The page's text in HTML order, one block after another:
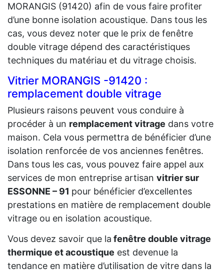
MORANGIS (91420) afin de vous faire profiter
d’une bonne isolation acoustique. Dans tous les
cas, vous devez noter que le prix de fenêtre
double vitrage dépend des caractéristiques
techniques du matériau et du vitrage choisis.
Vitrier MORANGIS -91420 :
remplacement double vitrage
Plusieurs raisons peuvent vous conduire à
procéder à un remplacement vitrage dans votre
maison. Cela vous permettra de bénéficier d’une
isolation renforcée de vos anciennes fenêtres.
Dans tous les cas, vous pouvez faire appel aux
services de mon entreprise artisan vitrier sur
ESSONNE – 91 pour bénéficier d’excellentes
prestations en matière de remplacement double
vitrage ou en isolation acoustique.
Vous devez savoir que la fenêtre double vitrage
thermique et acoustique est devenue la
tendance en matière d’utilisation de vitre dans la